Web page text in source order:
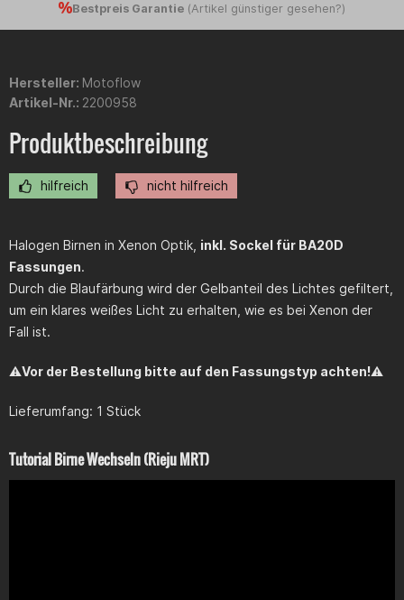
Bestpreis Garantie (Artikel günstiger gesehen?)
Hersteller: Motoflow
Artikel-Nr.: 2200958
Produktbeschreibung
hilfreich nicht hilfreich
Halogen Birnen in Xenon Optik, inkl. Sockel für BA20D
Fassungen.
Durch die Blaufärbung wird der Gelbanteil des Lichtes gefiltert,
um ein klares weißes Licht zu erhalten, wie es bei Xenon der
Fall ist.
⚠️Vor der Bestellung bitte auf den Fassungstyp achten!⚠️
Lieferumfang: 1 Stück
Tutorial Birne Wechseln (Rieju MRT)